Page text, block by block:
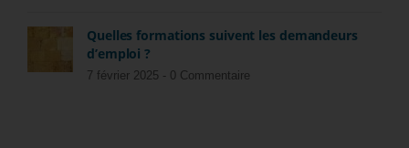
Quelles formations suivent les demandeurs
d’emploi ?
7 février 2025 - 0 Commentaire